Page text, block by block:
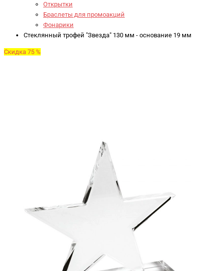
Открытки
Браслеты для промоакций
Фонарики
Стеклянный трофей "Звезда" 130 мм - основание 19 мм
Скидка 75 %